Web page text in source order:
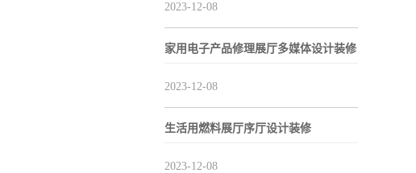
2023-12-08
家用电子产品修理展厅多媒体设计装修
2023-12-08
生活用燃料展厅序厅设计装修
2023-12-08